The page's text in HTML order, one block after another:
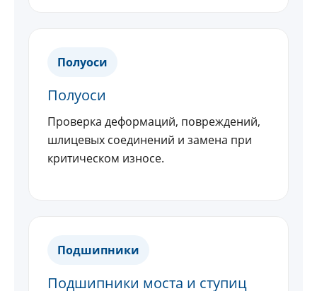
Полуоси
Полуоси
Проверка деформаций, повреждений,
шлицевых соединений и замена при
критическом износе.
Подшипники
Подшипники моста и ступиц